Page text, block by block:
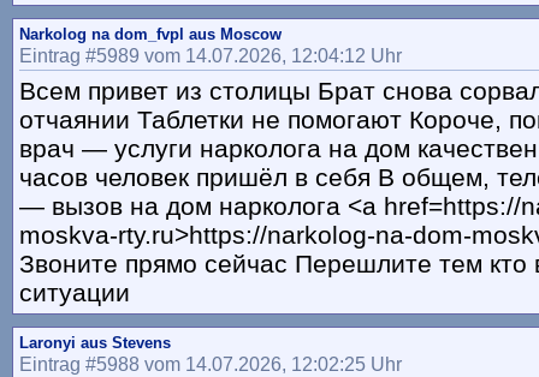
Narkolog na dom_fvpl aus Moscow
Eintrag #5989 vom 14.07.2026, 12:04:12 Uhr
Всем привет из столицы Брат снова
отчаянии Таблетки не помогают Короче,
врач — услуги нарколога на дом
часов человек пришёл в себя В общем,
— вызов на дом нарколога <a href=https://
moskva-rty.ru>https://narkolog-na-dom-
Звоните прямо сейчас Перешлите тем кто
ситуации
Laronyi aus Stevens
Eintrag #5988 vom 14.07.2026, 12:02:25 Uhr